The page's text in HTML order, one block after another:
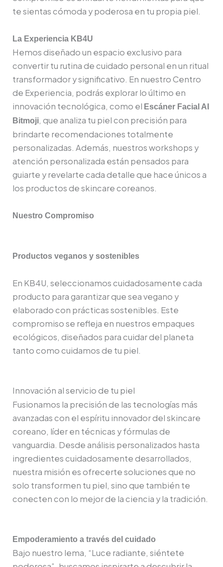
te sientas cómoda y poderosa en tu propia piel.
La Experiencia KB4U
Hemos diseñado un espacio exclusivo para
convertir tu rutina de cuidado personal en un ritual
transformador y significativo. En nuestro Centro
de Experiencia, podrás explorar lo último en
innovación tecnológica, como el Escáner Facial AI
Bitmoji, que analiza tu piel con precisión para
brindarte recomendaciones totalmente
personalizadas. Además, nuestros workshops y
atención personalizada están pensados para
guiarte y revelarte cada detalle que hace únicos a
los productos de skincare coreanos.
Nuestro Compromiso
Productos veganos y sostenibles
En KB4U, seleccionamos cuidadosamente cada
producto para garantizar que sea vegano y
elaborado con prácticas sostenibles. Este
compromiso se refleja en nuestros empaques
ecológicos, diseñados para cuidar del planeta
tanto como cuidamos de tu piel.
Innovación al servicio de tu piel
Fusionamos la precisión de las tecnologías más
avanzadas con el espíritu innovador del skincare
coreano, líder en técnicas y fórmulas de
vanguardia. Desde análisis personalizados hasta
ingredientes cuidadosamente desarrollados,
nuestra misión es ofrecerte soluciones que no
solo transformen tu piel, sino que también te
conecten con lo mejor de la ciencia y la tradición.
Empoderamiento a través del cuidado
Bajo nuestro lema, “Luce radiante, siéntete